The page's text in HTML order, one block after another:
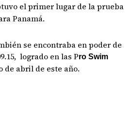
el primer lugar de la prueba
Panamá.
se encontraba en poder de
logrado en las Pro Swim
de abril de este año.